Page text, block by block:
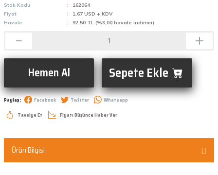
Stok Kodu
162064
Fiyat
1,67 USD + KDV
Havale
92,50 TL (%3,00 havale indirimi)
Hemen Al Sepete Ekle
Paylaş : Facebook Twitter
Whatsapp
Tavsiye Et
Fiyatı Düşünce Haber Ver
Ürün Bilgisi